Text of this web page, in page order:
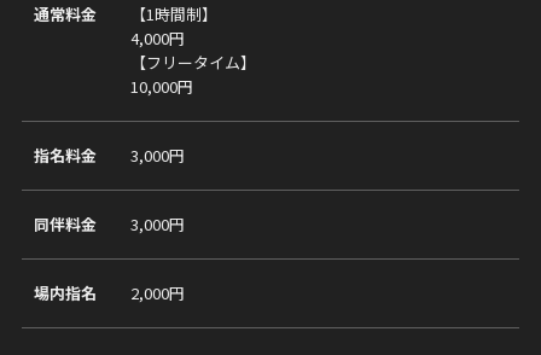
通常料金
【1時間制】
4,000円
【フリータイム】
10,000円
指名料金 3,000円
同伴料金 3,000円
場内指名 2,000円